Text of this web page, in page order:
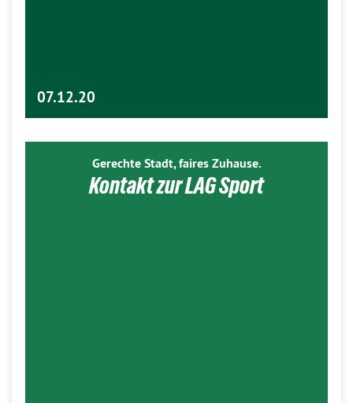
07.12.20
Gerechte Stadt, faires Zuhause.
Kontakt zur LAG Sport